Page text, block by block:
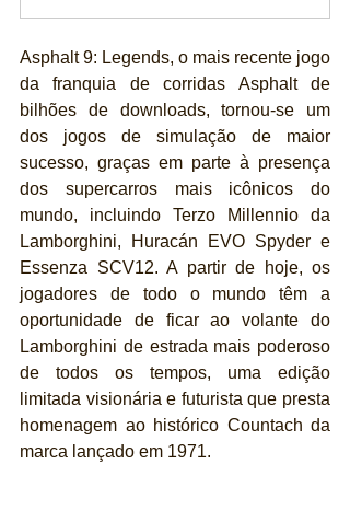
Asphalt 9: Legends, o mais recente jogo
da franquia de corridas Asphalt de
bilhões de downloads, tornou-se um
dos jogos de simulação de maior
sucesso, graças em parte à presença
dos supercarros mais icônicos do
mundo, incluindo Terzo Millennio da
Lamborghini, Huracán EVO Spyder e
Essenza SCV12. A partir de hoje, os
jogadores de todo o mundo têm a
oportunidade de ficar ao volante do
Lamborghini de estrada mais poderoso
de todos os tempos, uma edição
limitada visionária e futurista que presta
homenagem ao histórico Countach da
marca lançado em 1971.